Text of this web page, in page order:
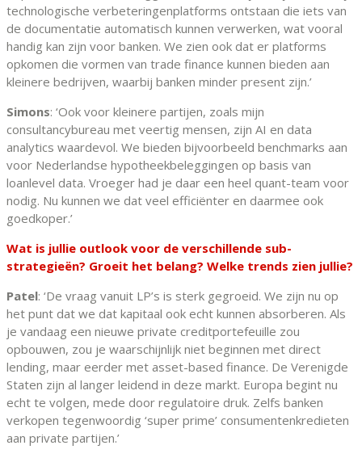
technologische verbeteringenplatforms ontstaan die iets van
de documentatie automatisch kunnen verwerken, wat vooral
handig kan zijn voor banken. We zien ook dat er platforms
opkomen die vormen van trade finance kunnen bieden aan
kleinere bedrijven, waarbij banken minder present zijn.’
Simons: ‘Ook voor kleinere partijen, zoals mijn
consultancybureau met veertig mensen, zijn AI en data
analytics waardevol. We bieden bijvoorbeeld benchmarks aan
voor Nederlandse hypotheekbeleggingen op basis van
loanlevel data. Vroeger had je daar een heel quant-team voor
nodig. Nu kunnen we dat veel efficiënter en daarmee ook
goedkoper.’
Wat is jullie outlook voor de verschillende sub-
strategieën? Groeit het belang? Welke trends zien jullie?
Patel: ‘De vraag vanuit LP’s is sterk gegroeid. We zijn nu op
het punt dat we dat kapitaal ook echt kunnen absorberen. Als
je vandaag een nieuwe private creditportefeuille zou
opbouwen, zou je waarschijnlijk niet beginnen met direct
lending, maar eerder met asset-based finance. De Verenigde
Staten zijn al langer leidend in deze markt. Europa begint nu
echt te volgen, mede door regulatoire druk. Zelfs banken
verkopen tegenwoordig ‘super prime’ consumentenkredieten
aan private partijen.’